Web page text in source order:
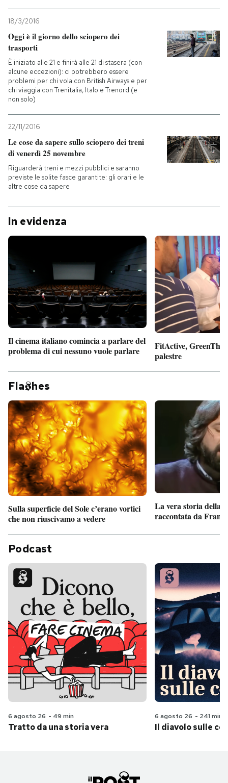
18/3/2016
Oggi è il giorno dello sciopero dei
trasporti
È iniziato alle 21 e finirà alle 21 di stasera (con
alcune eccezioni): ci potrebbero essere
problemi per chi vola con British Airways e per
chi viaggia con Trenitalia, Italo e Trenord (e
non solo)
22/11/2016
Le cose da sapere sullo sciopero dei treni
di venerdì 25 novembre
Riguarderà treni e mezzi pubblici e saranno
previste le solite fasce garantite: gli orari e le
altre cose da sapere
In evidenza
Il cinema italiano comincia a parlare del
problema di cui nessuno vuole parlare
FitActive,
palestre
Fla hes
Sulla superficie del Sole c’erano vortici
che non riuscivamo a vedere
La vera storia della
raccontata da
Podcast
6 agosto 26 - 49 min
Tratto da una storia vera
6 agosto 26 - 241 min
Il diavolo sulle